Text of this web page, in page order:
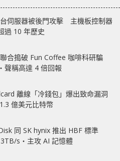
伺服器被後門攻擊 主機板控制器
過 10 年歷史
合搗破 Fun Coffee 咖啡科研騙
稱高達 4 倍回報
離線「冷錢包」爆出致命漏洞
億美元比特幣
同 SK hynix 推出 HBF 標準
s‧主攻 AI 記憶體